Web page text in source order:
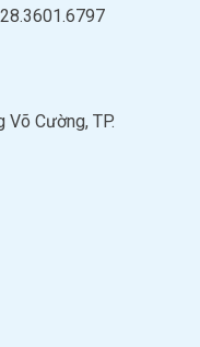
Cường, TP.